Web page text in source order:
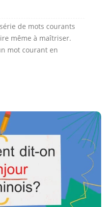
de mots courants
même à maîtriser.
mot courant en